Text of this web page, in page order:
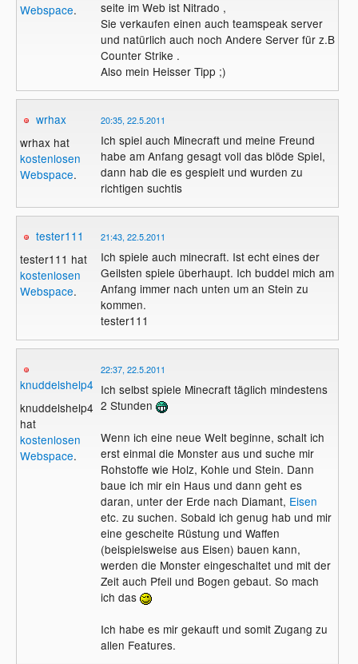
Webspace.
seite im Web ist Nitrado ,
Sie verkaufen einen auch teamspeak server
und natürlich auch noch Andere Server für z.B
Counter Strike .
Also mein Heisser Tipp ;)
wrhax
wrhax hat
kostenlosen
Webspace.
20:35, 22.5.2011
Ich spiel auch Minecraft und meine Freund
habe am Anfang gesagt voll das blöde Spiel,
dann hab die es gespielt und wurden zu
richtigen suchtis
tester111
tester111 hat
kostenlosen
Webspace.
21:43, 22.5.2011
Ich spiele auch minecraft. Ist echt eines der
Geilsten spiele überhaupt. Ich buddel mich am
Anfang immer nach unten um an Stein zu
kommen.
tester111
knuddelshelp4you
knuddelshelp4you
hat
kostenlosen
Webspace.
22:37, 22.5.2011
Ich selbst spiele Minecraft täglich mindestens
2 Stunden
Wenn ich eine neue Welt beginne, schalt ich
erst einmal die Monster aus und suche mir
Rohstoffe wie Holz, Kohle und Stein. Dann
baue ich mir ein Haus und dann geht es
daran, unter der Erde nach Diamant, Eisen
etc. zu suchen. Sobald ich genug hab und mir
eine gescheite Rüstung und Waffen
(beispielsweise aus Eisen) bauen kann,
werden die Monster eingeschaltet und mit der
Zeit auch Pfeil und Bogen gebaut. So mach
ich das
Ich habe es mir gekauft und somit Zugang zu
allen Features.